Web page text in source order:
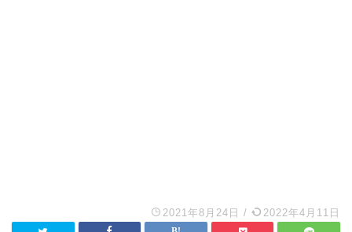
2021年8月24日 / 2022年4月11日